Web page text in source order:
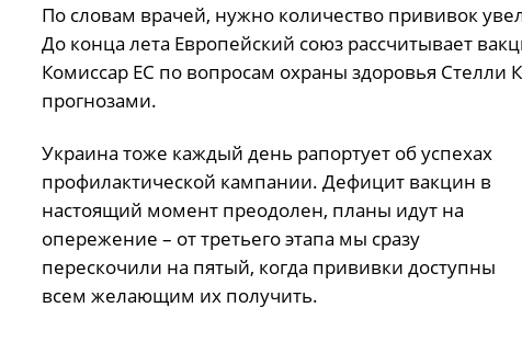
По словам врачей, нужно количество прививок
До конца лета Европейский союз рассчитывает
Комиссар ЕС по вопросам охраны здоровья Стелли
прогнозами.
Украина тоже каждый день рапортует об успехах
профилактической кампании. Дефицит вакцин в
настоящий момент преодолен, планы идут на
опережение – от третьего этапа мы сразу
перескочили на пятый, когда прививки доступны
всем желающим их получить.